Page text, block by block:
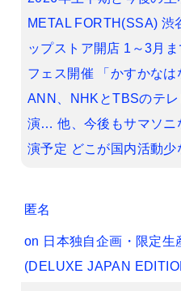
METAL FORTH(SSA) 渋
ップストア開店 1～3月
フェス開催 「かすかな
ANN、NHKとTBSのテ
演… 他、今後もサマソニ
演予定 どこが国内活動少
匿名
on 日本独自企画・限定
(DELUXE JAPAN